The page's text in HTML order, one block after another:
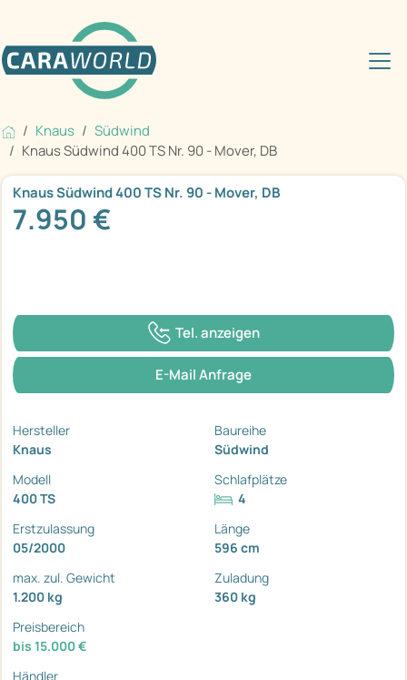
Knaus
Südwind
Knaus Südwind 400 TS Nr. 90 - Mover, DB
Knaus Südwind 400 TS Nr. 90 - Mover, DB
7.950 €
Tel. anzeigen
E-Mail Anfrage
Hersteller
Knaus
Baureihe
Südwind
Modell
400 TS
Schlafplätze
4
Erstzulassung
05/2000
Länge
596 cm
max. zul. Gewicht
1.200 kg
Zuladung
360 kg
Preisbereich
bis 15.000 €
Händler